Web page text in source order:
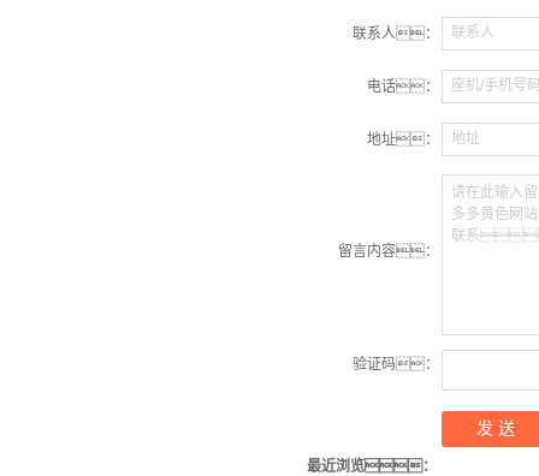
联系人： 联系人
电话： 座机/手机号
地址： 地址
留言内容：
请在此输入
多多黄色网
联系
验证码：
最近浏览：